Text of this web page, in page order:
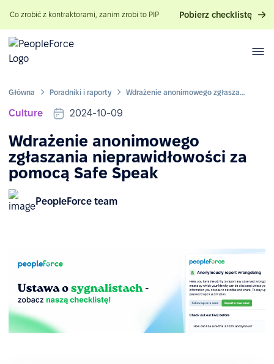
Co zrobić z kontraktorami, zanim zrobi to PIP Pobierz checklistę
Główna Poradniki i raporty Wdrażenie anonimowego zgłaszania nieprawidłowości za pomocą Safe Speak
Culture 2024-10-09
Wdrażenie anonimowego
zgłaszania nieprawidłowości za
pomocą Safe Speak
PeopleForce team